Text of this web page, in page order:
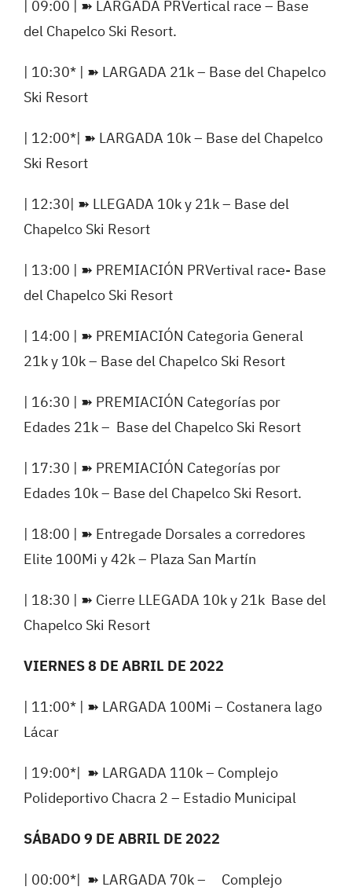
| 09:00 | ➽ LARGADA PRVertical race – Base
del Chapelco Ski Resort.
| 10:30* | ➽ LARGADA 21k – Base del Chapelco
Ski Resort
| 12:00*| ➽ LARGADA 10k – Base del Chapelco
Ski Resort
| 12:30| ➽ LLEGADA 10k y 21k – Base del
Chapelco Ski Resort
| 13:00 | ➽ PREMIACIÓN PRVertival race- Base
del Chapelco Ski Resort
| 14:00 | ➽ PREMIACIÓN Categoria General
21k y 10k – Base del Chapelco Ski Resort
| 16:30 | ➽ PREMIACIÓN Categorías por
Edades 21k – Base del Chapelco Ski Resort
| 17:30 | ➽ PREMIACIÓN Categorías por
Edades 10k – Base del Chapelco Ski Resort.
| 18:00 | ➽ Entregade Dorsales a corredores
Elite 100Mi y 42k – Plaza San Martín
| 18:30 | ➽ Cierre LLEGADA 10k y 21k Base del
Chapelco Ski Resort
VIERNES 8 DE ABRIL DE 2022
| 11:00* | ➽ LARGADA 100Mi – Costanera lago
Lácar
| 19:00*| ➽ LARGADA 110k – Complejo
Polideportivo Chacra 2 – Estadio Municipal
SÁBADO 9 DE ABRIL DE 2022
| 00:00*| ➽ LARGADA 70k –
Complejo